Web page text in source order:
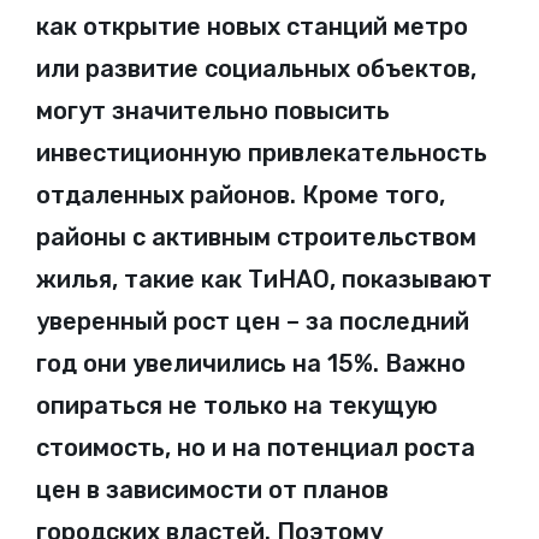
как открытие новых станций метро
или развитие социальных объектов,
могут значительно повысить
инвестиционную привлекательность
отдаленных районов. Кроме того,
районы с активным строительством
жилья, такие как ТиНАО, показывают
уверенный рост цен – за последний
год они увеличились на 15%. Важно
опираться не только на текущую
стоимость, но и на потенциал роста
цен в зависимости от планов
городских властей. Поэтому